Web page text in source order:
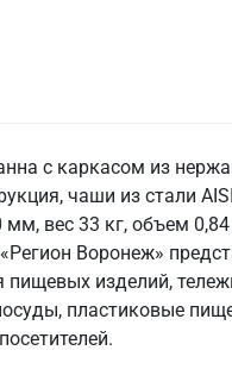
с каркасом из
чаши из стали
вес 33 кг, объем
Воронеж»
изделий,
пластиковые